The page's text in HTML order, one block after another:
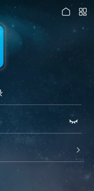



